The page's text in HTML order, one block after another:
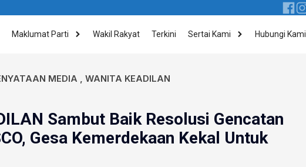
Maklumat Parti Wakil Rakyat Terkini Sertai Kami Hubungi Kami
MEDIA
WANITA KEADILAN
Sambut Baik Resolusi Gencatan
Gesa Kemerdekaan Kekal Untuk